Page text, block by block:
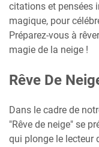
citations et pensées
magique, pour
Préparez-vous à
magie de la neige !
Rêve De
Dans le cadre de
"Rêve de neige" se
qui plonge le lecteur